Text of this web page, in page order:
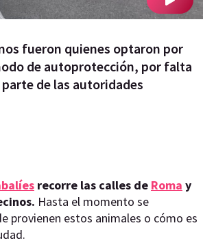
fueron quienes optaron por
de autoprotección, por falta
de las autoridades
recorre las calles de Roma y
Hasta el momento se
provienen estos animales o cómo es